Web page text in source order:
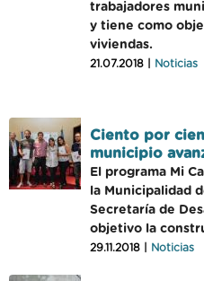
trabajadores
y tiene como
viviendas.
21.07.2018 | Noticias
Ciento por
municipio
El programa Mi
la Municipalidad
Secretaría de
objetivo la
29.11.2018 | Noticias